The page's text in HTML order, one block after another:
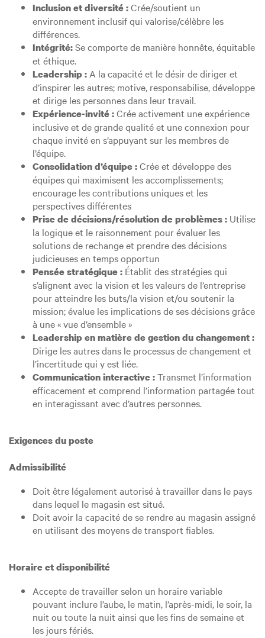
Inclusion et diversité :Crée/soutient un
environnement inclusif qui valorise/célèbre les
différences.
Intégrité:Se comporte de manière honnête, équitable
et éthique.
Leadership : A la capacité et le désir de diriger et
d’inspirer les autres; motive, responsabilise, développe
et dirige les personnes dans leur travail.
Expérience-invité :Crée activement une expérience
inclusive et de grande qualité et une connexion pour
chaque invité en s’appuyant sur les membres de
l’équipe.
Consolidation d’équipe :Crée et développe des
équipes qui maximisent les accomplissements;
encourage les contributions uniques et les
perspectives différentes
Prise de décisions/résolution de problèmes : Utilise
la logique et le raisonnement pour évaluer les
solutions de rechange et prendre des décisions
judicieuses en temps opportun
Pensée stratégique : Établit des stratégies qui
s’alignent avec la vision et les valeurs de l’entreprise
pour atteindre les buts/la vision et/ou soutenir la
mission; évalue les implications de ses décisions grâce
à une « vue d’ensemble »
Leadership en matière de gestion du changement :
Dirige les autres dans le processus de changement et
l’incertitude qui y est liée.
Communication interactive :Transmet l’information
efficacement et comprend l’information partagée tout
en interagissant avec d’autres personnes.
Exigences du poste
Admissibilité
Doit être légalement autorisé à travailler dans le pays
dans lequel le magasin est situé.
Doit avoir la capacité de se rendre au magasin assigné
en utilisant des moyens de transport fiables.
Horaire et disponibilité
Accepte de travailler selon un horaire variable
pouvant inclure l’aube, le matin, l’après-midi, le soir, la
nuit ou toute la nuit ainsi que les fins de semaine et
les jours fériés.